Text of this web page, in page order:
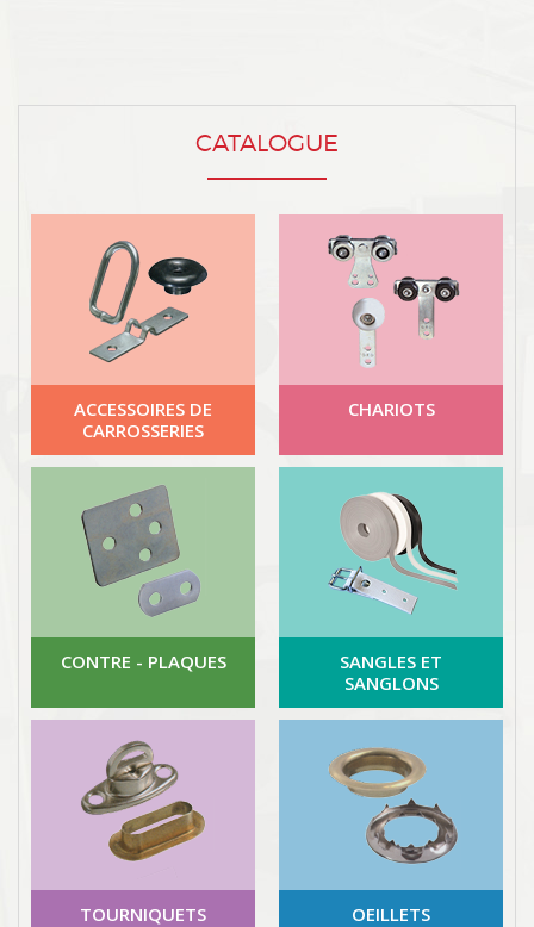
CATALOGUE
ACCESSOIRES DE
CARROSSERIES
CHARIOTS
CONTRE - PLAQUES
SANGLES ET
SANGLONS
TOURNIQUETS OEILLETS